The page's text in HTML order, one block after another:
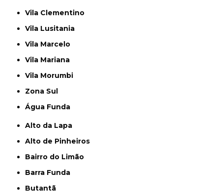
Vila Clementino
Vila Lusitania
Vila Marcelo
Vila Mariana
Vila Morumbi
Zona Sul
Água Funda
Alto da Lapa
Alto de Pinheiros
Bairro do Limão
Barra Funda
Butantã